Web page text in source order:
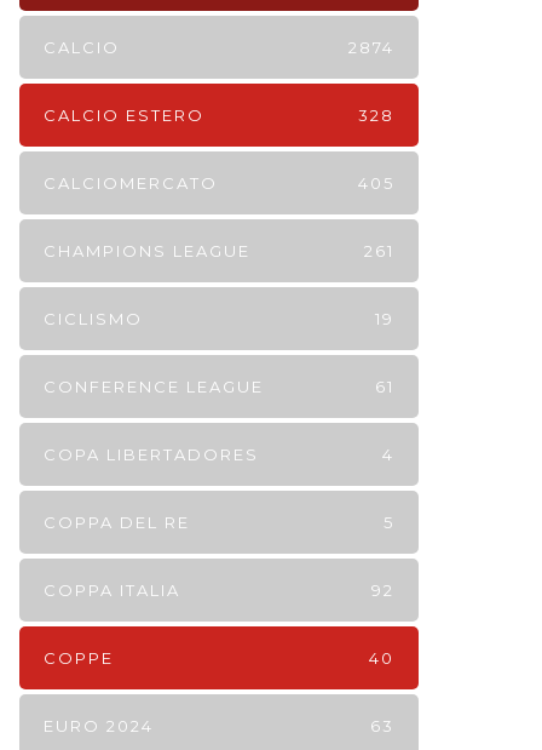
CALCIO 2874
CALCIO ESTERO 328
CALCIOMERCATO 405
CHAMPIONS LEAGUE 261
CICLISMO 19
CONFERENCE LEAGUE 61
COPA LIBERTADORES 4
COPPA DEL RE 5
COPPA ITALIA 92
COPPE 40
EURO 2024 63